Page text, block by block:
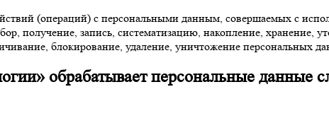
(операций) с персональными данным, совершаемых с
получение, запись, систематизацию, накопление, хранение,
блокирование, удаление, уничтожение персональных
обрабатывает персональные данные